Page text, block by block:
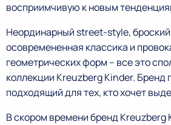
восприимчивую к новым
Неординарный street-style,
осовремененная классика и
геометрических форм – все это
коллекции Kreuzberg Kinder. Бренд
подходящий для тех, кто хочет
В скором времени бренд Kreuzberg